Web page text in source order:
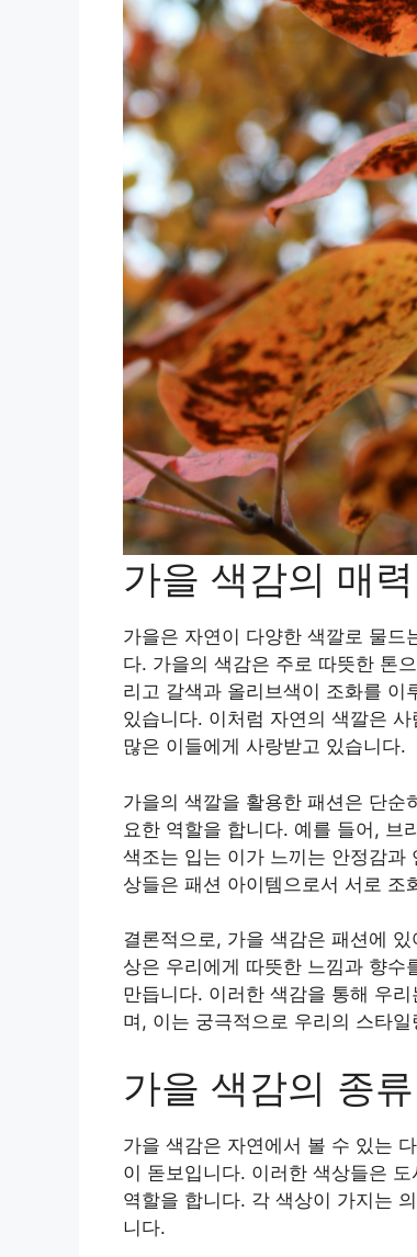
가을 색감의 매력
가을은 자연이 다양한 색깔로 물드
다. 가을의 색감은 주로 따뜻한 톤
리고 갈색과 올리브색이 조화를 이
있습니다. 이처럼 자연의 색깔은
많은 이들에게 사랑받고 있습니다.
가을의 색깔을 활용한 패션은 단순
요한 역할을 합니다. 예를 들어, 브
색조는 입는 이가 느끼는 안정감과
상들은 패션 아이템으로서 서로 조
결론적으로, 가을 색감은 패션에
상은 우리에게 따뜻한 느낌과 향수
만듭니다. 이러한 색감을 통해 우
며, 이는 궁극적으로 우리의 스타
가을 색감의 종류
가을 색감은 자연에서 볼 수 있는
이 돋보입니다. 이러한 색상들은
역할을 합니다. 각 색상이 가지는
니다.